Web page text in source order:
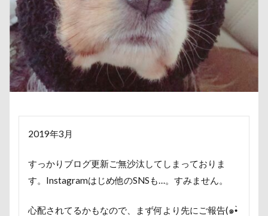
2019年3月
すっかりブログ更新ご無沙汰してしまっておりま
す。Instagramはじめ他のSNSも…。すみません。
心配されてるかもなので、まず何より先にご報告(๑•̀
冷感ジェルマット
写真教室
写真撮影
写真加工
動物殺処分ゼロ
八重桜
八街市
八ヶ岳
入間市
優玖（はるく）くん
優しい
働くおじさん
傘
健康チェック 加湿器
動物病院
叱れない
取りあい
博物館
北海道直送
南相馬鹿島SA
南相馬市
卒業
千里浜なぎさドライブウェイ
千葉県